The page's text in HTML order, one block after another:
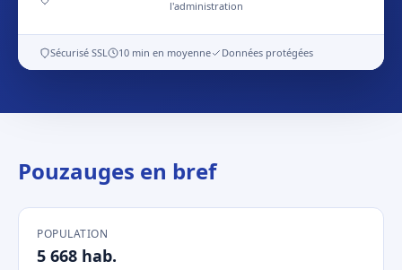
l'administration
Sécurisé SSL 10 min en moyenne Données protégées
Pouzauges en bref
POPULATION
5 668 hab.